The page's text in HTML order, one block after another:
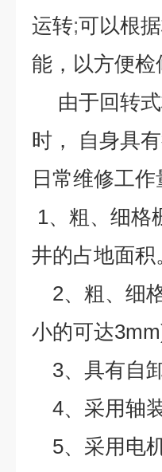
运转;可以根
能，以方便
由于回转
时，
自身具
日常维修工作
1、粗、细格
井的占地面积
2、粗、细
小的可达3mm)
3、具有自
4、采用轴
5、采用电